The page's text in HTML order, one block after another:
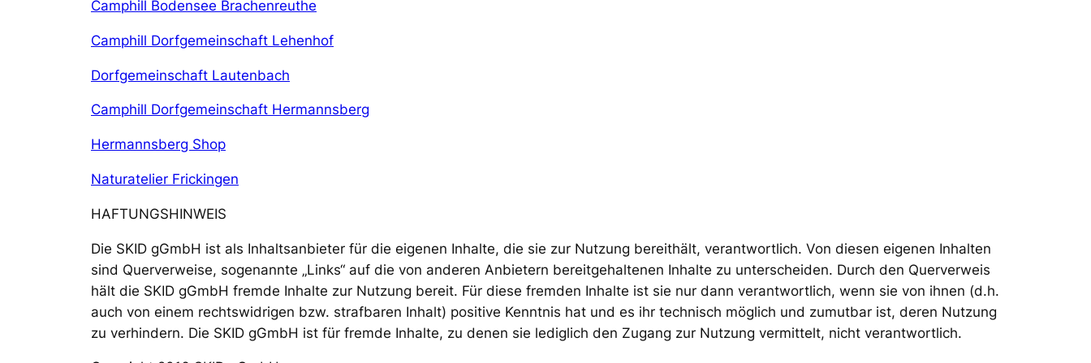
Camphill Bodensee Brachenreuthe
Camphill Dorfgemeinschaft Lehenhof
Dorfgemeinschaft Lautenbach
Camphill Dorfgemeinschaft Hermannsberg
Hermannsberg Shop
Naturatelier Frickingen
HAFTUNGSHINWEIS
Die SKID gGmbH ist als Inhaltsanbieter für die eigenen Inhalte, die sie zur Nutzung bereithält, verantwortlich. Von diesen eigenen Inhalten
sind Querverweise, sogenannte „Links“ auf die von anderen Anbietern bereitgehaltenen Inhalte zu unterscheiden. Durch den Querverweis
hält die SKID gGmbH fremde Inhalte zur Nutzung bereit. Für diese fremden Inhalte ist sie nur dann verantwortlich, wenn sie von ihnen (d.h.
auch von einem rechtswidrigen bzw. strafbaren Inhalt) positive Kenntnis hat und es ihr technisch möglich und zumutbar ist, deren Nutzung
zu verhindern. Die SKID gGmbH ist für fremde Inhalte, zu denen sie lediglich den Zugang zur Nutzung vermittelt, nicht verantwortlich.